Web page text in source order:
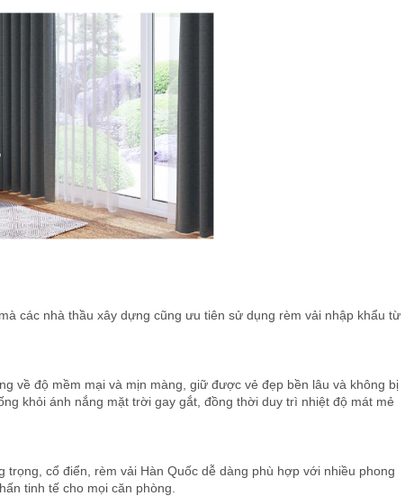
các nhà thầu xây dựng cũng ưu tiên sử dụng rèm vải nhập khẩu từ
về độ mềm mại và mịn màng, giữ được vẻ đẹp bền lâu và không bị
khỏi ánh nắng mặt trời gay gắt, đồng thời duy trì nhiệt độ mát mẻ
cổ điển, rèm vải Hàn Quốc dễ dàng phù hợp với nhiều phong
tinh tế cho mọi căn phòng.